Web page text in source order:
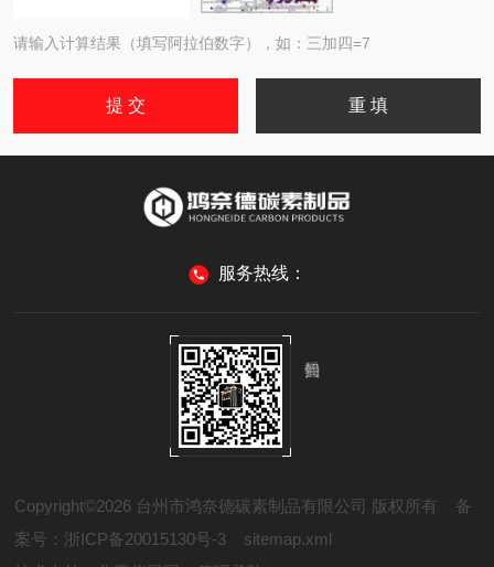
请输入计算结果（填写阿拉伯数字），如：三加四=7
服务热线：
Copyright©2026 台州市鸿奈德碳素制品有限公司 版权所有 备
案号：浙ICP备20015130号-3
sitemap.xml